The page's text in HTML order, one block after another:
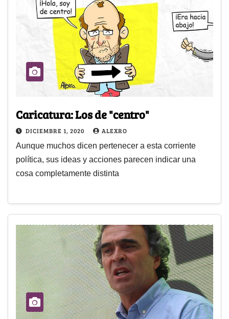
Caricatura: Los de "centro"
DICIEMBRE 1, 2020 ALEXRO
Aunque muchos dicen pertenecer a esta corriente
política, sus ideas y acciones parecen indicar una
cosa completamente distinta